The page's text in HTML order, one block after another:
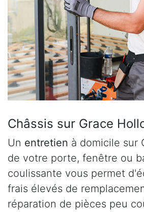
Châssis sur Grace
Un entretien à domicile sur
de votre porte, fenêtre ou
coulissante vous permet
frais élevés de
réparation de pièces peu